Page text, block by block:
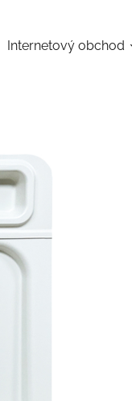
Internetový obchod